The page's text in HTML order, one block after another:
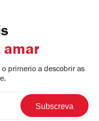
amar
primerio a descobrir as